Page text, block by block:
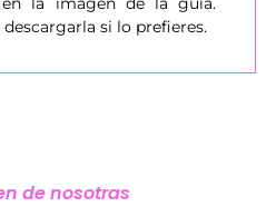
si lo prefieres.
de nosotras